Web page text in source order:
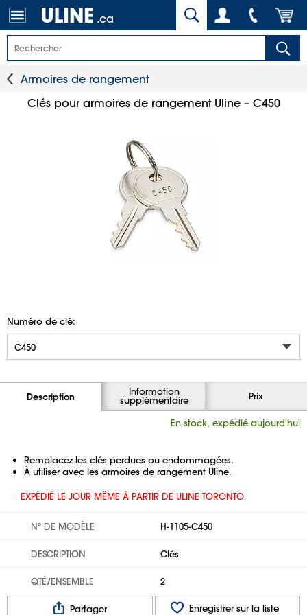
.ca
Armoires de rangement
Clés pour armoires de rangement Uline – C450
Numéro de clé:
Description Information
supplémentaire Prix
En stock, expédié aujourd'hui
Remplacez les clés perdues ou endommagées.
À utiliser avec les armoires de rangement Uline.
EXPÉDIÉ LE JOUR MÊME À PARTIR DE ULINE TORONTO
Nº DE MODÈLE H-1105-C450
DESCRIPTION Clés
QTÉ/ENSEMBLE 2
Partager Enregistrer sur la liste